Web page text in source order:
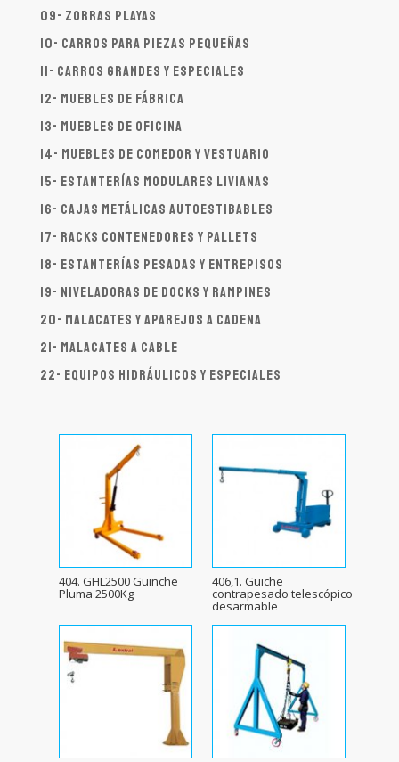
09- Zorras playas
10- Carros para piezas pequeñas
11- Carros grandes y especiales
12- Muebles de fábrica
13- Muebles de oficina
14- Muebles de comedor y vestuario
15- Estanterías modulares livianas
16- Cajas metálicas autoestibables
17- Racks contenedores y pallets
18- Estanterías pesadas y entrepisos
19- Niveladoras de docks y rampines
20- Malacates y aparejos a cadena
21- Malacates a cable
22- Equipos hidráulicos y especiales
404. GHL2500 Guinche
Pluma 2500Kg
406,1. Guiche
contrapesado telescópico
desarmable